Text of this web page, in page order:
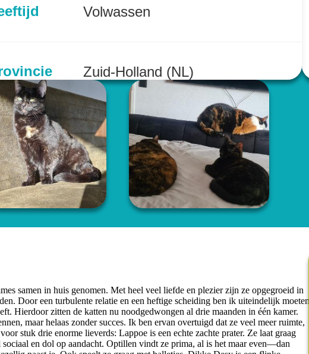
Volwassen
Zuid-Holland (NL)
samen in huis genomen. Met heel veel liefde en plezier zijn ze opgegroeid in
Door een turbulente relatie en een heftige scheiding ben ik uiteindelijk moeten
Hierdoor zitten de katten nu noodgedwongen al drie maanden in één kamer.
maar helaas zonder succes. Ik ben ervan overtuigd dat ze veel meer ruimte,
stuk drie enorme lieverds: Lappoe is een echte zachte prater. Ze laat graag
en dol op aandacht. Optillen vindt ze prima, al is het maar even—dan